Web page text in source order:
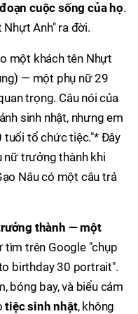
cuộc sống của họ.
Anh" ra đời.
một khách tên Nhựt
— một phụ nữ 29
trọng. Câu nói của
sinh nhật, nhưng em
tuổi tổ chức tiệc."* Đây
nữ trưởng thành khi
Nâu có một câu trả
thành — một
tìm trên Google "chụp
birthday 30 portrait".
bóng bay, và biểu cảm
tiệc sinh nhật, không